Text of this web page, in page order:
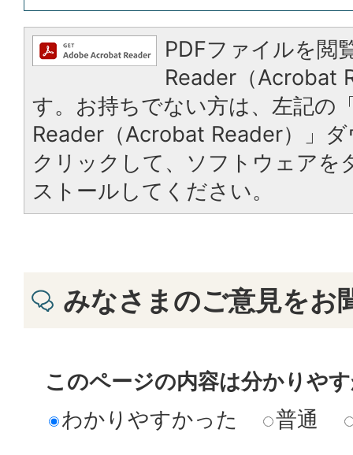
PDFファイルを閲
Reader（Acrobat
す。お持ちでない方は、左記の
Reader（Acrobat Reader）」
クリックして、ソフトウェアを
ストールしてください。
みなさまのご意見をお
このページの内容は分かりや
わかりやすかった
普通